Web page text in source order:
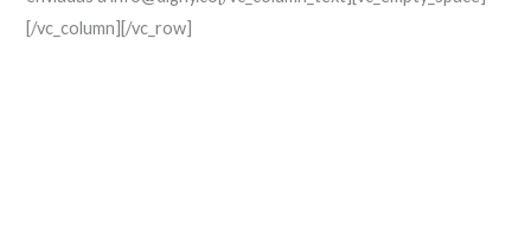
[/vc_column][/vc_row]